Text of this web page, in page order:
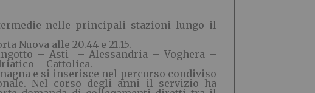
nelle principali stazioni lungo il
Nuova alle 20.44 e 21.15.
– Asti – Alessandria – Voghera –
– Cattolica.
e si inserisce nel percorso condiviso
Nel corso degli anni il servizio ha